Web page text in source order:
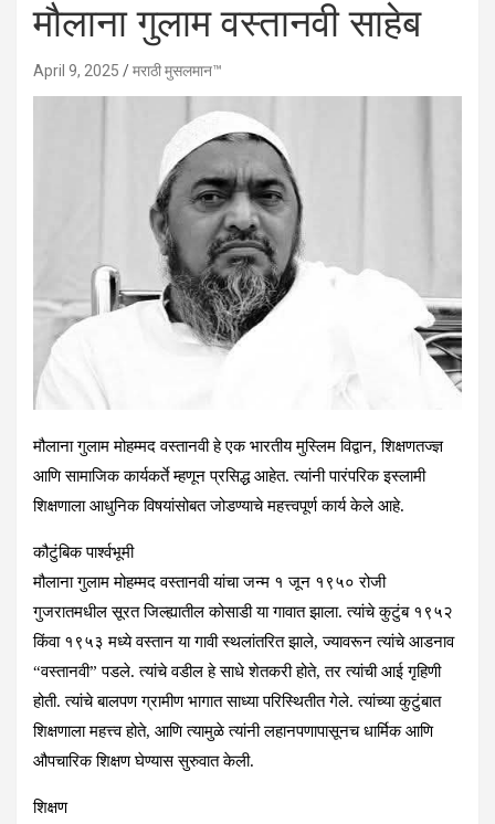
मौलाना गुलाम वस्तानवी साहेब
April 9, 2025 मराठी मुसलमान™️
मौलाना गुलाम मोहम्मद वस्तानवी हे एक भारतीय मुस्लिम विद्वान, शिक्षणतज्ज्ञ
आणि सामाजिक कार्यकर्ते म्हणून प्रसिद्ध आहेत. त्यांनी पारंपरिक इस्लामी
शिक्षणाला आधुनिक विषयांसोबत जोडण्याचे महत्त्वपूर्ण कार्य केले आहे.
कौटुंबिक पार्श्वभूमी
मौलाना गुलाम मोहम्मद वस्तानवी यांचा जन्म १ जून १९५० रोजी
गुजरातमधील सूरत जिल्ह्यातील कोसाडी या गावात झाला. त्यांचे कुटुंब १९५२
किंवा १९५३ मध्ये वस्तान या गावी स्थलांतरित झाले, ज्यावरून त्यांचे आडनाव
“वस्तानवी” पडले. त्यांचे वडील हे साधे शेतकरी होते, तर त्यांची आई गृहिणी
होती. त्यांचे बालपण ग्रामीण भागात साध्या परिस्थितीत गेले. त्यांच्या कुटुंबात
शिक्षणाला महत्त्व होते, आणि त्यामुळे त्यांनी लहानपणापासूनच धार्मिक आणि
औपचारिक शिक्षण घेण्यास सुरुवात केली.
शिक्षण